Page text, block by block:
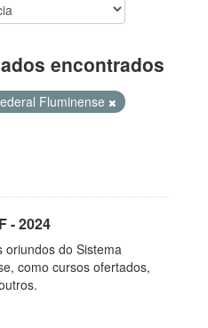
encontrados
Fluminense
- 2024
oriundos do Sistema
como cursos ofertados,